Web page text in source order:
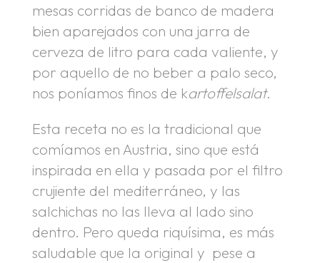
mesas corridas de banco de madera
bien aparejados con una jarra de
cerveza de litro para cada valiente, y
por aquello de no beber a palo seco,
nos poníamos finos de kartoffelsalat.
Esta receta no es la tradicional que
comíamos en Austria, sino que está
inspirada en ella y pasada por el filtro
crujiente del mediterráneo, y las
salchichas no las lleva al lado sino
dentro. Pero queda riquísima, es más
saludable que la original y pese a